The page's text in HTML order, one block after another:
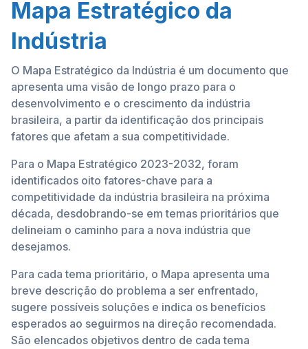
Mapa Estratégico da
Indústria
O Mapa Estratégico da Indústria é um documento que
apresenta uma visão de longo prazo para o
desenvolvimento e o crescimento da indústria
brasileira, a partir da identificação dos principais
fatores que afetam a sua competitividade.
Para o Mapa Estratégico 2023-2032, foram
identificados oito fatores-chave para a
competitividade da indústria brasileira na próxima
década, desdobrando-se em temas prioritários que
delineiam o caminho para a nova indústria que
desejamos.
Para cada tema prioritário, o Mapa apresenta uma
breve descrição do problema a ser enfrentado,
sugere possíveis soluções e indica os benefícios
esperados ao seguirmos na direção recomendada.
São elencados objetivos dentro de cada tema